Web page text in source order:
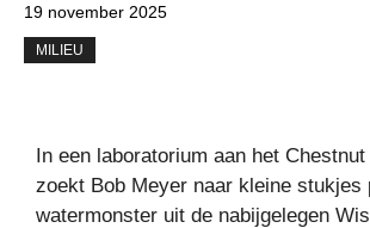
19 november 2025
MILIEU
In een laboratorium aan het
zoekt Bob Meyer naar kleine stukjes
watermonster uit de nabijgelegen